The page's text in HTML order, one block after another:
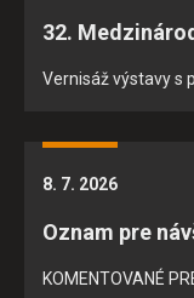
32.
Vernisáž výstavy s
8. 7. 2026
Oznam pre
KOMENTOVANÉ
mohol stránky
skúsenosť. Všetky
možné ich spojiť s